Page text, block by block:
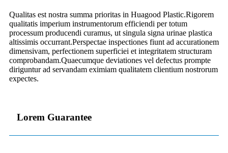
Qualitas est nostra summa prioritas in Huagood Plastic.Rigorem
qualitatis imperium instrumentorum efficiendi per totum
processum producendi curamus, ut singula signa urinae plastica
altissimis occurrant.Perspectae inspectiones fiunt ad accurationem
dimensivam, perfectionem superficiei et integritatem structuram
comprobandam.Quaecumque deviationes vel defectus prompte
diriguntur ad servandam eximiam qualitatem clientium nostrorum
expectes.
Lorem Guarantee